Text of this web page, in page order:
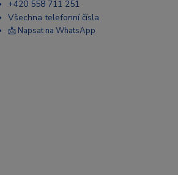
+420 558 711 251
Všechna telefonní čísla
📩 Napsat na WhatsApp